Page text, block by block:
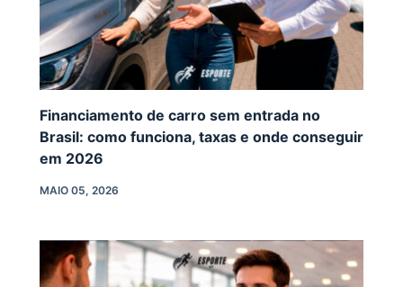
Financiamento de carro sem entrada no
Brasil: como funciona, taxas e onde conseguir
em 2026
MAIO 05, 2026